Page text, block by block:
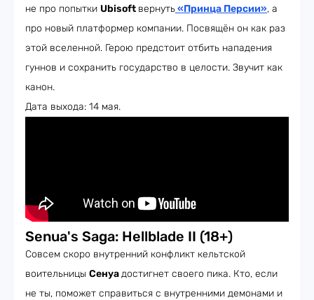
не про попытки Ubisoft вернуть«Принца Персии», а
про новый платформер компании. Посвящён он как раз
этой вселенной. Герою предстоит отбить нападения
гуннов и сохранить государство в целости. Звучит как
канон.
Дата выхода: 14 мая.
Senua's Saga: Hellblade II (18+)
Совсем скоро внутренний конфликт кельтской
воительницы Сенуадостигнет своего пика. Кто, если
не ты, поможет справиться с внутренними демонами и